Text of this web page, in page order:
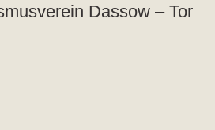
Dassow – Tor